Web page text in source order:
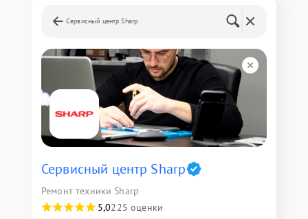
Сервисный центр Sharp
Сервисный центр Sharp
Ремонт техники Sharp
5,0225 оценки